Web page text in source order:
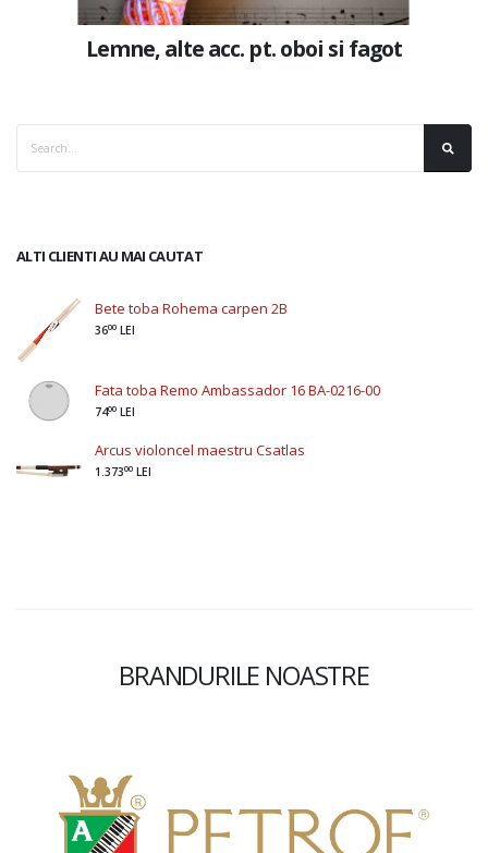
ALTI CLIENTI AU MAI CAUTAT
Bete toba Rohema carpen 2B
3600 LEI
Fata toba Remo Ambassador 16 BA-0216-00
7400 LEI
Arcus violoncel maestru Csatlas
1.37300 LEI
Lemne, alte acc. pt. oboi si fagot
BRANDURILE NOASTRE